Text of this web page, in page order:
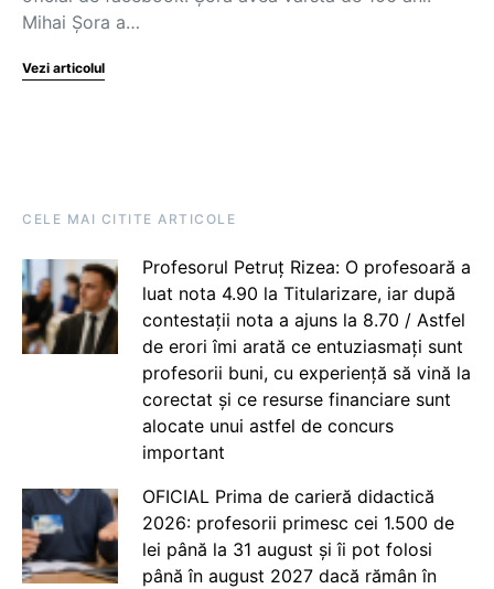
Mihai Șora a…
Vezi articolul
CELE MAI CITITE ARTICOLE
Profesorul Petruț Rizea: O profesoară a
luat nota 4.90 la Titularizare, iar după
contestații nota a ajuns la 8.70 / Astfel
de erori îmi arată ce entuziasmați sunt
profesorii buni, cu experiență să vină la
corectat și ce resurse financiare sunt
alocate unui astfel de concurs
important
OFICIAL Prima de carieră didactică
2026: profesorii primesc cei 1.500 de
lei până la 31 august și îi pot folosi
până în august 2027 dacă rămân în